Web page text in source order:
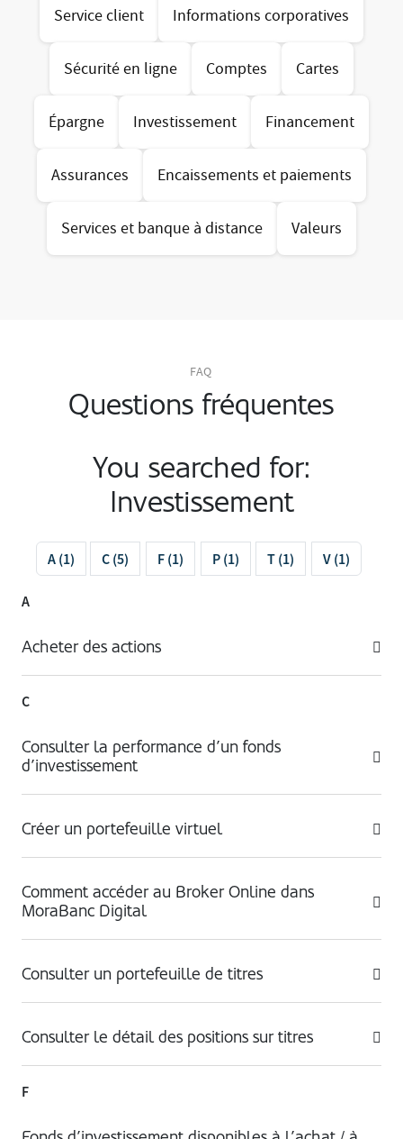
Service client Informations corporatives
Sécurité en ligne Comptes Cartes
Épargne Investissement Financement
Assurances Encaissements et paiements
Services et banque à distance Valeurs
FAQ
Questions fréquentes
You searched for:
Investissement
A (1) C (5) F (1) P (1) T (1) V (1)
A
Acheter des actions
C
Consulter la performance d’un fonds
d’investissement
Créer un portefeuille virtuel
Comment accéder au Broker Online dans
MoraBanc Digital
Consulter un portefeuille de titres
Consulter le détail des positions sur titres
F